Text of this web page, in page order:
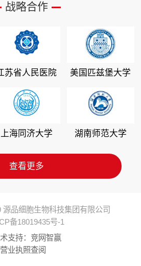
战略合作
苏省人民医院 美国匹兹堡大学
上海同济大学 湖南师范大学
查看更多
源品细胞生物科技集团有限公司
备18019435号-1
支持： 竞网智赢
营业执照查阅